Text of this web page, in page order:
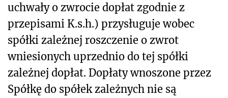
uchwały o zwrocie dopłat zgodnie z
przepisami K.s.h.) przysługuje wobec
spółki zależnej roszczenie o zwrot
wniesionych uprzednio do tej spółki
zależnej dopłat. Dopłaty wnoszone przez
Spółkę do spółek zależnych nie są